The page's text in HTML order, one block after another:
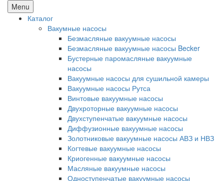
Menu
Каталог
Вакумные насосы
Безмасляные вакуумные насосы
Безмасляные вакуумные насосы Becker
Бустерные паромасляные вакуумные
насосы
Вакуумные насосы для сушильной камеры
Вакуумные насосы Рутса
Винтовые вакуумные насосы
Двухроторные вакуумные насосы
Двухступенчатые вакуумные насосы
Диффузионные вакуумные насосы
Золотниковые вакуумные насосы АВЗ и НВЗ
Когтевые вакуумные насосы
Криогенные вакуумные насосы
Масляные вакуумные насосы
Одноступенчатые вакуумные насосы